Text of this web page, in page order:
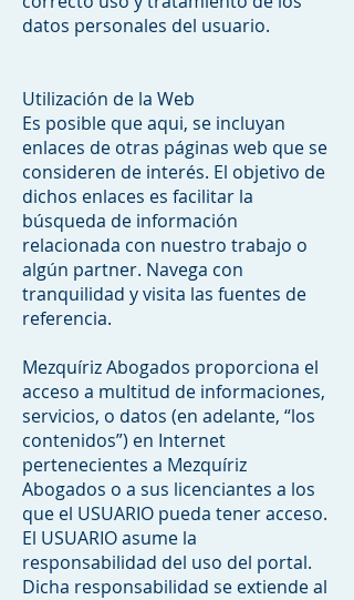
datos personales del usuario.
Utilización de la Web
Es posible que aqui, se incluyan
enlaces de otras páginas web que se
consideren de interés. El objetivo de
dichos enlaces es facilitar la
búsqueda de información
relacionada con nuestro trabajo o
algún partner. Navega con
tranquilidad y visita las fuentes de
referencia.
Mezquíriz Abogados proporciona el
acceso a multitud de informaciones,
servicios, o datos (en adelante, “los
contenidos”) en Internet
pertenecientes a Mezquíriz
Abogados o a sus licenciantes a los
que el USUARIO pueda tener acceso.
El USUARIO asume la
responsabilidad del uso del portal.
Dicha responsabilidad se extiende al